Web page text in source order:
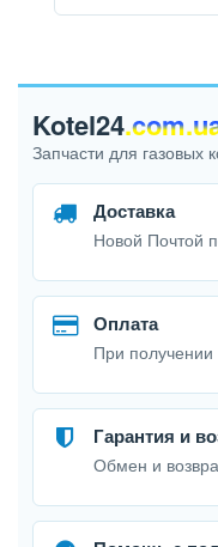
Kotel24
Запчасти для газовых
Доставка
Новой Почтой
Оплата
При
Гарантия и
Обмен и